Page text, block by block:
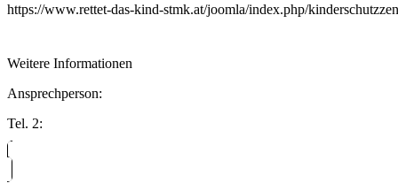
https://www.rettet-das-kind-stmk.at/joomla/index.php/
Weitere Informationen
Ansprechperson:
Tel. 2: